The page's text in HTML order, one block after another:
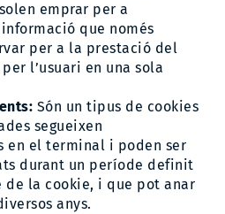
emprar per a
que només
per a la prestació del
l’usuari en una sola
Són un tipus de cookies
segueixen
en el terminal i poden ser
durant un període definit
de la cookie, i que pot anar
anys.